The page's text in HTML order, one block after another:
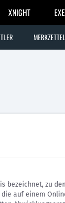
XNIGHT
MERKZETTEL
bezeichnet, zu
auf einem